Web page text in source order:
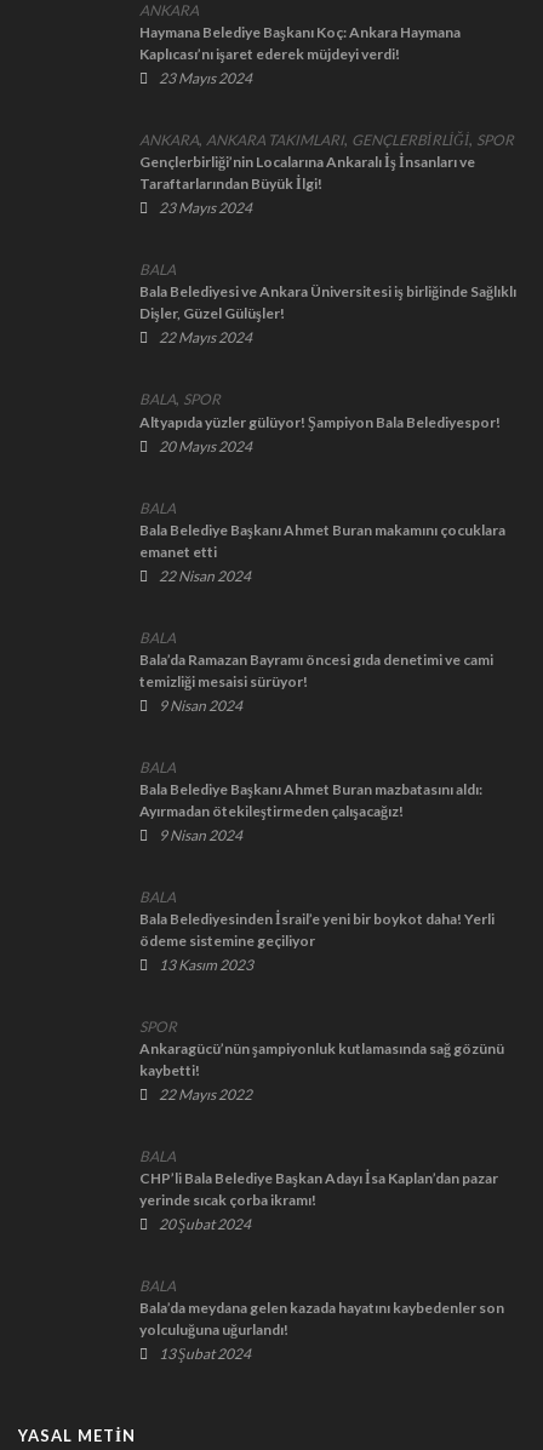
ANKARA
Haymana Belediye Başkanı Koç: Ankara Haymana
Kaplıcası’nı işaret ederek müjdeyi verdi!
23 Mayıs 2024
ANKARA, ANKARA TAKIMLARI, GENÇLERBİRLİĞİ, SPOR
Gençlerbirliği’nin Localarına Ankaralı İş İnsanları ve
Taraftarlarından Büyük İlgi!
23 Mayıs 2024
BALA
Bala Belediyesi ve Ankara Üniversitesi iş birliğinde Sağlıklı
Dişler, Güzel Gülüşler!
22 Mayıs 2024
BALA, SPOR
Altyapıda yüzler gülüyor! Şampiyon Bala Belediyespor!
20 Mayıs 2024
BALA
Bala Belediye Başkanı Ahmet Buran makamını çocuklara
emanet etti
22 Nisan 2024
BALA
Bala’da Ramazan Bayramı öncesi gıda denetimi ve cami
temizliği mesaisi sürüyor!
9 Nisan 2024
BALA
Bala Belediye Başkanı Ahmet Buran mazbatasını aldı:
Ayırmadan ötekileştirmeden çalışacağız!
9 Nisan 2024
BALA
Bala Belediyesinden İsrail’e yeni bir boykot daha! Yerli
ödeme sistemine geçiliyor
13 Kasım 2023
SPOR
Ankaragücü’nün şampiyonluk kutlamasında sağ gözünü
kaybetti!
22 Mayıs 2022
BALA
CHP’li Bala Belediye Başkan Adayı İsa Kaplan’dan pazar
yerinde sıcak çorba ikramı!
20 Şubat 2024
BALA
Bala’da meydana gelen kazada hayatını kaybedenler son
yolculuğuna uğurlandı!
13 Şubat 2024
YASAL METIN